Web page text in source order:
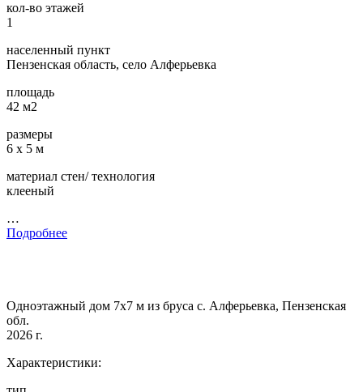
кол-во этажей
1
населенный пункт
Пензенская область, село Алферьевка
площадь
42 м2
размеры
6 х 5 м
материал стен/ технология
клееный
…
Подробнее
Одноэтажный дом 7х7 м из бруса с. Алферьевка, Пензенская
обл.
2026 г.
Характеристики: